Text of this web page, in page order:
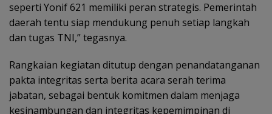
seperti Yonif 621 memiliki peran strategis. Pemerintah
daerah tentu siap mendukung penuh setiap langkah
dan tugas TNI,” tegasnya.
Rangkaian kegiatan ditutup dengan penandatanganan
pakta integritas serta berita acara serah terima
jabatan, sebagai bentuk komitmen dalam menjaga
kesinambungan dan integritas kepemimpinan di